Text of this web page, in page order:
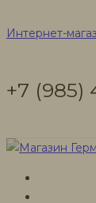
Интернет-
+7 (985)
Интернет-
Распродажа!